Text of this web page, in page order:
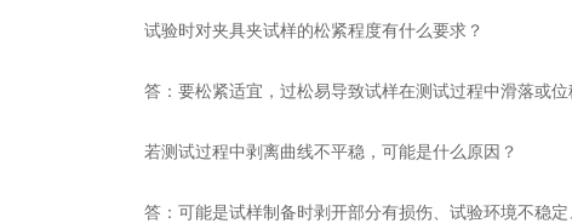
试验时对夹具夹试样的松紧程度有什么要求？
答：要松紧适宜，过松易导致试样在测试过程中滑落或位
若测试过程中剥离曲线不平稳，可能是什么原因？
答：可能是试样制备时剥开部分有损伤、试验环境不稳定